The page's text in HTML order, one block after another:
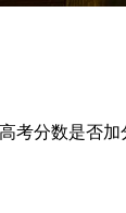
分数是否